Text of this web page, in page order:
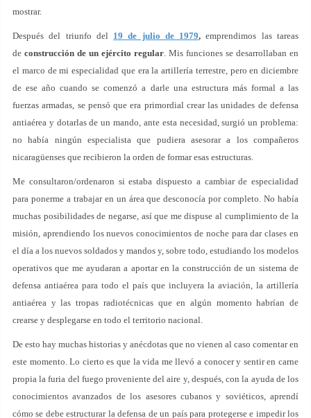
mostrar.
Después del triunfo del 19 de julio de 1979, emprendimos las tareas
de construcción de un ejército regular. Mis funciones se desarrollaban en
el marco de mi especialidad que era la artillería terrestre, pero en diciembre
de ese año cuando se comenzó a darle una estructura más formal a las
fuerzas armadas, se pensó que era primordial crear las unidades de defensa
antiaérea y dotarlas de un mando, ante esta necesidad, surgió un problema:
no había ningún especialista que pudiera asesorar a los compañeros
nicaragüenses que recibieron la orden de formar esas estructuras.
Me consultaron/ordenaron si estaba dispuesto a cambiar de especialidad
para ponerme a trabajar en un área que desconocía por completo. No había
muchas posibilidades de negarse, así que me dispuse al cumplimiento de la
misión, aprendiendo los nuevos conocimientos de noche para dar clases en
el día a los nuevos soldados y mandos y, sobre todo, estudiando los modelos
operativos que me ayudaran a aportar en la construcción de un sistema de
defensa antiaérea para todo el país que incluyera la aviación, la artillería
antiaérea y las tropas radiotécnicas que en algún momento habrían de
crearse y desplegarse en todo el territorio nacional.
De esto hay muchas historias y anécdotas que no vienen al caso comentar en
este momento. Lo cierto es que la vida me llevó a conocer y sentir en carne
propia la furia del fuego proveniente del aire y, después, con la ayuda de los
conocimientos avanzados de los asesores cubanos y soviéticos, aprendí
cómo se debe estructurar la defensa de un país para protegerse e impedir los